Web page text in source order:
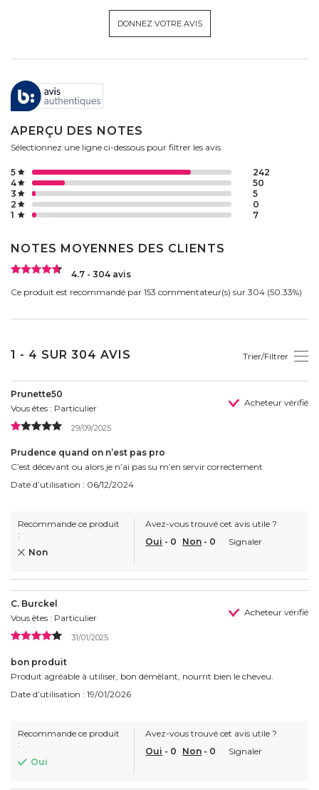
DONNEZ VOTRE AVIS
APERÇU DES NOTES
Sélectionnez une ligne ci-dessous pour filtrer les avis
1 7
2 0
3 5
4 50
5 242
NOTES MOYENNES DES CLIENTS
4.7 - 304 avis
Ce produit est recommandé par 153 commentateur(s) sur 304 (50.33%)
1 - 4 SUR 304 AVIS Trier/Filtrer
Prunette50
Vous êtes : Particulier
Acheteur vérifié
29/09/2025
Prudence quand on n’est pas pro
C’est décevant ou alors je n’ai pas su m’en servir correctement
Date d’utilisation : 06/12/2024
Recommande ce produit
:
Non
Avez-vous trouvé cet avis utile ?
Oui - 0 Non - 0 Signaler
C. Burckel
Vous êtes : Particulier
Acheteur vérifié
31/01/2025
bon produit
Produit agréable à utiliser, bon démêlant, nourrit bien le cheveu.
Date d’utilisation : 19/01/2026
Recommande ce produit
:
Oui
Avez-vous trouvé cet avis utile ?
Oui - 0 Non - 0 Signaler